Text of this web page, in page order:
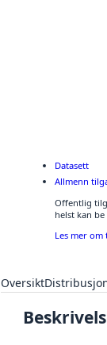
Datasett
Allmenn
Offentlig
helst kan
Les mer
Oversikt